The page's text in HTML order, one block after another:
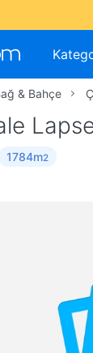
& Bahçe
1784m2